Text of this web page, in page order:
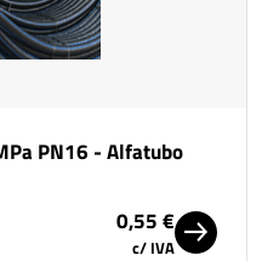
PN16 - Alfatubo
0,55 €
c/ IVA